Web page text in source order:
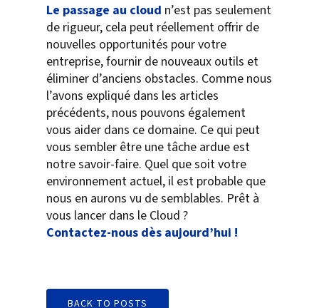
Le passage au cloud n’est pas seulement
de rigueur, cela peut réellement offrir de
nouvelles opportunités pour votre
entreprise, fournir de nouveaux outils et
éliminer d’anciens obstacles. Comme nous
l’avons expliqué dans les articles
précédents, nous pouvons également
vous aider dans ce domaine. Ce qui peut
vous sembler être une tâche ardue est
notre savoir-faire. Quel que soit votre
environnement actuel, il est probable que
nous en aurons vu de semblables. Prêt à
vous lancer dans le Cloud ?
Contactez-nous dès aujourd’hui !
BACK TO POSTS